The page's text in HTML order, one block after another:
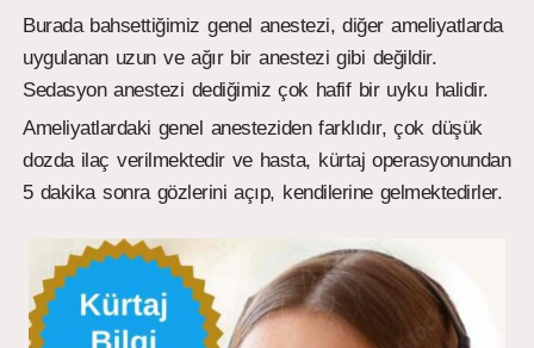
Burada bahsettiğimiz genel anestezi, diğer ameliyatlarda
uygulanan uzun ve ağır bir anestezi gibi değildir.
Sedasyon anestezi dediğimiz çok hafif bir uyku halidir.
Ameliyatlardaki genel anesteziden farklıdır, çok düşük
dozda ilaç verilmektedir ve hasta, kürtaj operasyonundan
5 dakika sonra gözlerini açıp, kendilerine gelmektedirler.